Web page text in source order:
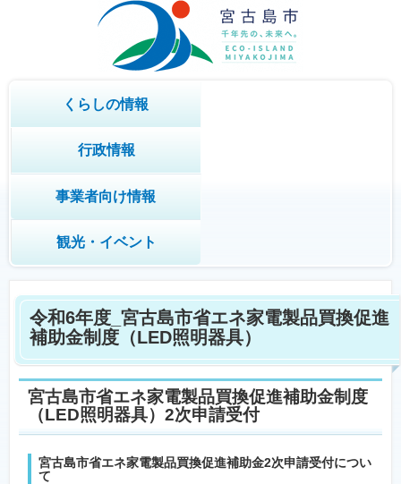
くらしの情報
行政情報
事業者向け情報
観光・イベント
令和6年度_宮古島市省エネ家電製品買換促進
補助金制度（LED照明器具）
宮古島市省エネ家電製品買換促進補助金制度
（LED照明器具）2次申請受付
宮古島市省エネ家電製品買換促進補助金2次申請受付につい
て